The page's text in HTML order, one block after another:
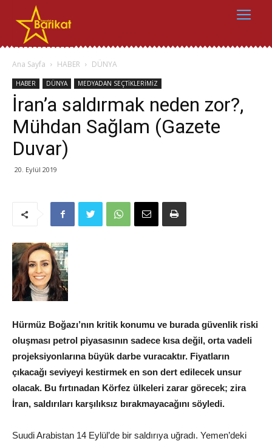
Ana Sayfa HABER DÜNYA
HABER DÜNYA MEDYADAN SEÇTİKLERİMİZ
İran’a saldırmak neden zor?,
Mühdan Sağlam (Gazete
Duvar)
20. Eylül 2019
Hürmüz Boğazı’nın kritik konumu ve burada güvenlik riski
oluşması petrol piyasasının sadece kısa değil, orta vadeli
projeksiyonlarına büyük darbe vuracaktır. Fiyatların
çıkacağı seviyeyi kestirmek en son dert edilecek unsur
olacak. Bu fırtınadan Körfez ülkeleri zarar görecek; zira
İran, saldırıları karşılıksız bırakmayacağını söyledi.
Suudi Arabistan 14 Eylül’de bir saldırıya uğradı. Yemen’deki